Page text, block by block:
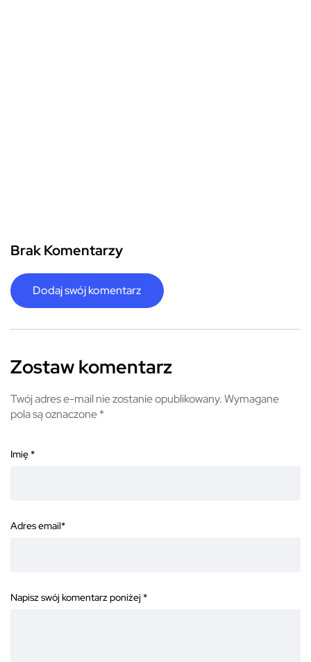
Brak Komentarzy
Dodaj swój komentarz
Zostaw komentarz
Twój adres e-mail nie zostanie opublikowany.Wymagane
pola są oznaczone*
Imię *
Adres email*
Napisz swój komentarz poniżej *